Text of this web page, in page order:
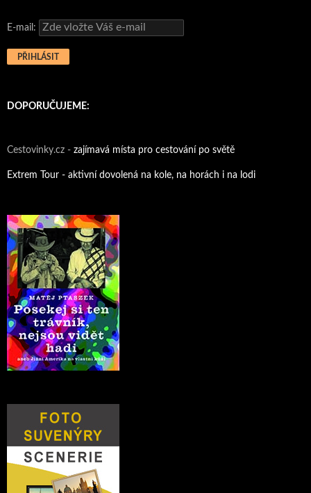
E-mail:
DOPORUČUJEME:
Cestovinky.cz - zajímavá místa pro cestování po světě
Extrem Tour - aktivní dovolená na kole, na horách i na lodi